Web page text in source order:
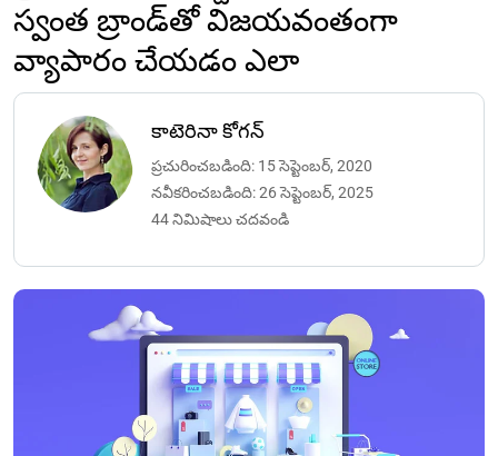
స్వంత బ్రాండ్‌తో విజయవంతంగా
వ్యాపారం చేయడం ఎలా
కాటెరినా కోగన్
ప్రచురించబడింది: 15 సెప్టెంబర్, 2020
నవీకరించబడింది: 26 సెప్టెంబర్, 2025
44 నిమిషాలు చదవండి